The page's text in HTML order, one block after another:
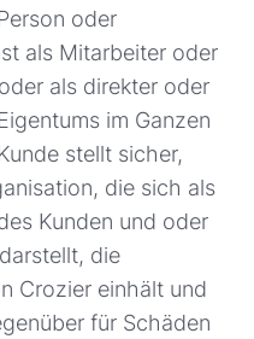
oder
als Mitarbeiter oder
als direkter oder
im Ganzen
stellt sicher,
die sich als
Kunden und oder
die
Crozier einhält und
für Schäden